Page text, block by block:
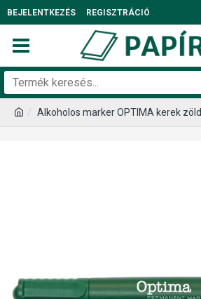
BEJELENTKEZÉS REGISZTRÁCIÓ
Alkoholos marker OPTIMA kerek zöld